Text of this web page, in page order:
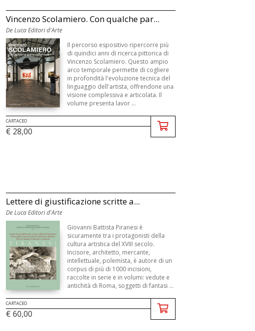
Vincenzo Scolamiero. Con qualche par...
De Luca Editori d'Arte
Il percorso espositivo ripercorre più
di quindici anni di ricerca pittorica di
Vincenzo Scolamiero. Questo ampio
arco temporale permette di cogliere
in profondità l'evoluzione tecnica del
linguaggio dell'artista, offrendone una
visione complessiva e articolata. Il
volume presenta lavor ...
CARTACEO
€ 28,00
Lettere di giustificazione scritte a...
De Luca Editori d'Arte
Giovanni Battista Piranesi è
sicuramente tra i protagonisti della
cultura artistica del XVIII secolo.
Incisore, architetto, mercante,
intellettuale, polemista, è autore di un
corpus di più di 1000 incisioni,
raccolte in serie e in volumi: vedute e
antichità di Roma, soggetti di fantasi ...
CARTACEO
€ 60,00